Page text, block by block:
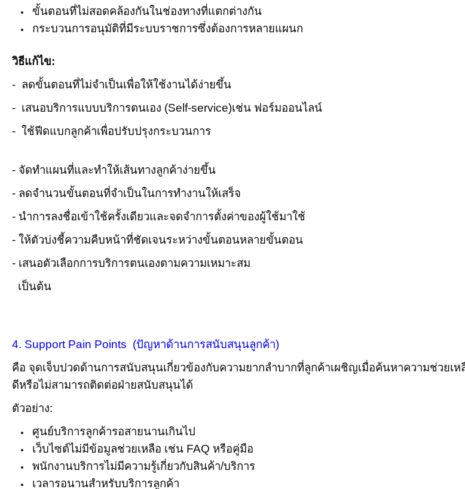
ขั้นตอนที่ไม่สอดคล้องกันในช่องทางที่แตกต่างกัน
กระบวนการอนุมัติที่มีระบบราชการซึ่งต้องการหลายแผนก
วิธีแก้ไข:
- ลดขั้นตอนที่ไม่จำเป็นเพื่อให้ใช้งานได้ง่ายขึ้น
- เสนอบริการแบบบริการตนเอง (Self-service)เช่น ฟอร์มออนไลน์
- ใช้ฟีดแบกลูกค้าเพื่อปรับปรุงกระบวนการ
- จัดทำแผนที่และทำให้เส้นทางลูกค้าง่ายขึ้น
- ลดจำนวนขั้นตอนที่จำเป็นในการทำงานให้เสร็จ
- นำการลงชื่อเข้าใช้ครั้งเดียวและจดจำการตั้งค่าของผู้ใช้มาใช้
- ให้ตัวบ่งชี้ความคืบหน้าที่ชัดเจนระหว่างขั้นตอนหลายขั้นตอน
- เสนอตัวเลือกการบริการตนเองตามความเหมาะสม
เป็นต้น
4. Support Pain Points (ปัญหาด้านการสนับสนุนลูกค้า)
คือ จุดเจ็บปวดด้านการสนับสนุนเกี่ยวข้องกับความยากลำบากที่ลูกค้าเผชิญเมื่อค้นหาความช่วยเ
ดีหรือไม่สามารถติดต่อฝ่ายสนับสนุนได้
ตัวอย่าง:
ศูนย์บริการลูกค้ารอสายนานเกินไป
เว็บไซต์ไม่มีข้อมูลช่วยเหลือ เช่น FAQ หรือคู่มือ
พนักงานบริการไม่มีความรู้เกี่ยวกับสินค้า/บริการ
เวลารอนานสำหรับบริการลูกค้า